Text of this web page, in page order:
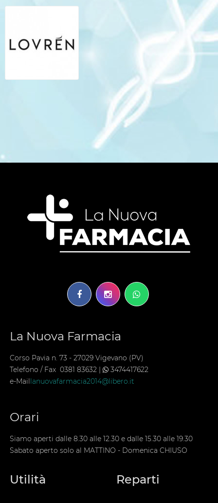
La Nuova Farmacia
Corso Pavia n. 73 - 27029 Vigevano (PV)
Telefono / Fax 0381 83632 |
3474417622
e-Maillanuovafarmacia2014@libero.it
Orari
Siamo aperti dalle 8.30 alle 12.30 e dalle 15.30 alle 19.30
Sabato aperto solo al MATTINO - Domenica CHIUSO
Utilità Reparti